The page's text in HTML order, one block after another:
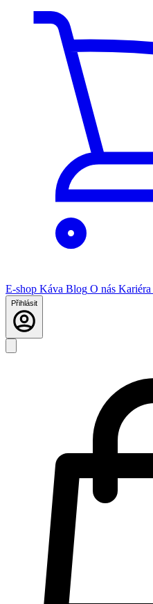
E-shop Káva Blog O nás Kariéra
Přihlásit